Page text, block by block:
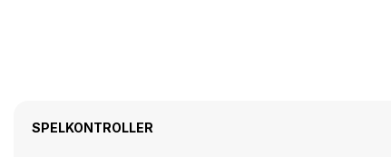
SPELKONTROLLER